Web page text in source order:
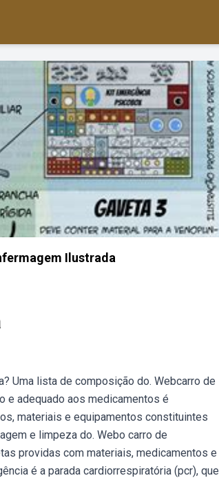
Ilustrada
Uma lista de composição do. Webcarro de
e adequado aos medicamentos é
materiais e equipamentos constituintes
e limpeza do. Webo carro de
providas com materiais, medicamentos e
é a parada cardiorrespiratória (pcr), que